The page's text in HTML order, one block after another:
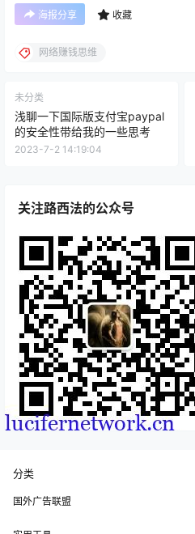
海报分享 收藏
网络赚钱思维
未分类
浅聊一下国际版支付宝paypal
的安全性带给我的一些思考
2023-7-2 14:19:04
关注路西法的公众号
分类
国外广告联盟